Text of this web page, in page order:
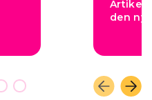
Artikel:
den